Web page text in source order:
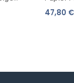
68529173
47,80 €